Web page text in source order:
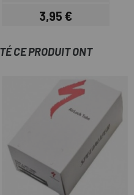
Prix
3,95 €
CE PRODUIT ONT